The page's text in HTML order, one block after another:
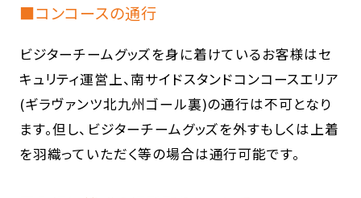
■コンコースの通行
ビジターチームグッズを身に着けているお客様はセ
キュリティ運営上、南サイドスタンドコンコースエリア
(ギラヴァンツ北九州ゴール裏)の通行は不可となり
ます。但し、ビジターチームグッズを外すもしくは上着
を羽織っていただく等の場合は通行可能です。